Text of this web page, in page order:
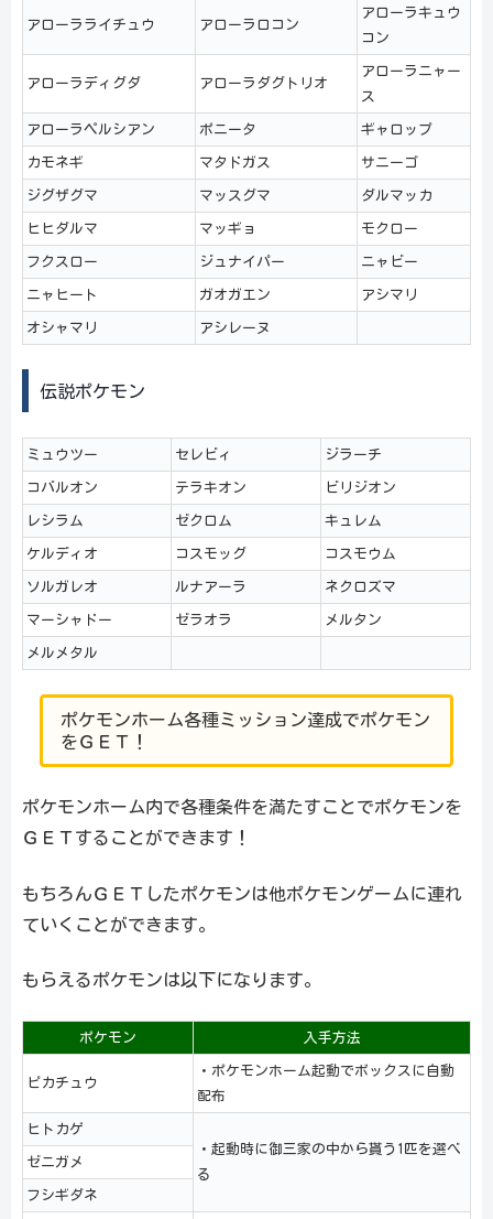
アローラライチュウ アローラロコン
アローラキュウ
コン
アローラディグダ アローラダグトリオ
アローラニャー
ス
アローラペルシアン ポニータ ギャロップ
カモネギ マタドガス サニーゴ
ジグザグマ マッスグマ ダルマッカ
ヒヒダルマ マッギョ モクロー
フクスロー ジュナイパー ニャビー
ニャヒート ガオガエン アシマリ
オシャマリ アシレーヌ
伝説ポケモン
ミュウツー セレビィ ジラーチ
コバルオン テラキオン ビリジオン
レシラム ゼクロム キュレム
ケルディオ コスモッグ コスモウム
ソルガレオ ルナアーラ ネクロズマ
マーシャドー ゼラオラ メルタン
メルメタル
ポケモンホーム各種ミッション達成でポケモン
をＧＥＴ！
ポケモンホーム内で各種条件を満たすことでポケモンを
ＧＥＴすることができます！
もちろんＧＥＴしたポケモンは他ポケモンゲームに連れ
ていくことができます。
もらえるポケモンは以下になります。
ポケモン 入手方法
ピカチュウ
・ポケモンホーム起動でボックスに自動
配布
ヒトカゲ
・起動時に御三家の中から貰う1匹を選べ
る
ゼニガメ
フシギダネ